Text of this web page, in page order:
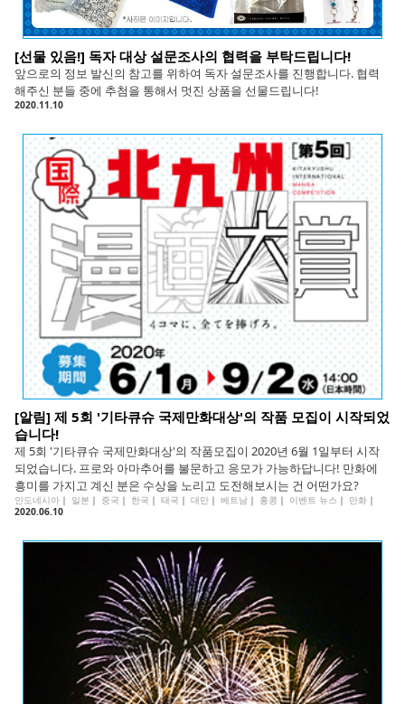
[선물 있음!] 독자 대상 설문조사의 협력을 부탁드립니다!
앞으로의 정보 발신의 참고를 위하여 독자 설문조사를 진행합니다. 협력
해주신 분들 중에 추첨을 통해서 멋진 상품을 선물드립니다!
2020.11.10
[알림] 제 5회 '기타큐슈 국제만화대상'의 작품 모집이 시작되었
습니다!
제 5회 '기타큐슈 국제만화대상'의 작품모집이 2020년 6월 1일부터 시작
되었습니다. 프로와 아마추어를 불문하고 응모가 가능하답니다! 만화에
흥미를 가지고 계신 분은 수상을 노리고 도전해보시는 건 어떤가요?
인도네시아｜ 일본 ｜ 중국 ｜ 한국 ｜ 태국 ｜ 대만｜ 베트남｜ 홍콩 ｜ 이벤트 뉴스 ｜ 만화｜
2020.06.10